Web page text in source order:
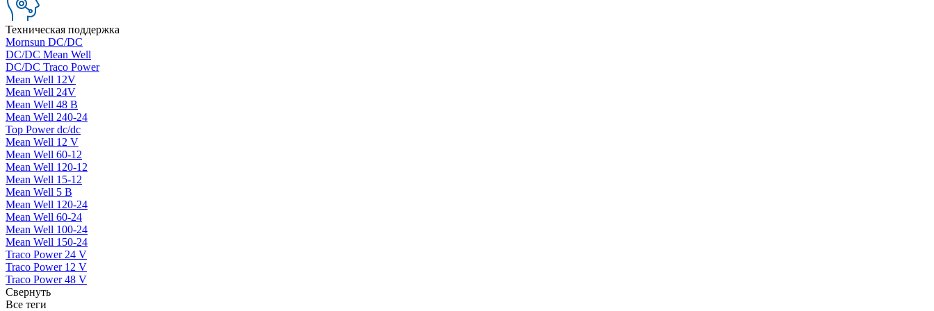
Техническая поддержка
Mornsun DC/DC
DC/DC Mean Well
DC/DC Traco Power
Mean Well 12V
Mean Well 24V
Mean Well 48 В
Mean Well 240-24
Top Power dc/dc
Mean Well 12 V
Mean Well 60-12
Mean Well 120-12
Mean Well 15-12
Mean Well 5 В
Mean Well 120-24
Mean Well 60-24
Mean Well 100-24
Mean Well 150-24
Traco Power 24 V
Traco Power 12 V
Traco Power 48 V
Свернуть
Все теги